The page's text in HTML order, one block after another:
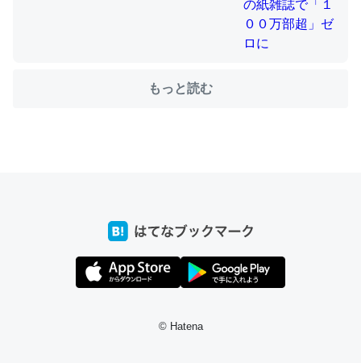
り時間を日数にすると1週間とかの人が多いそうだけど、
私も3年前ぐらいに祖母の家に設置した。ポケットWifiみ
たいなのでネット環境作ったけどAlexaしか使わないので
もっと読む
© Hatena